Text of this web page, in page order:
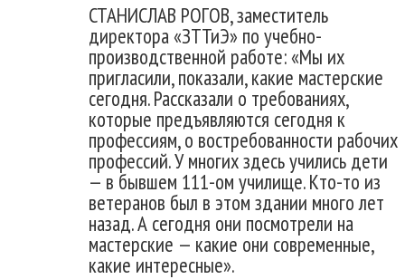
СТАНИСЛАВ РОГОВ, заместитель
директора «ЗТТиЭ» по учебно-
производственной работе: «Мы их
пригласили, показали, какие мастерские
сегодня. Рассказали о требованиях,
которые предъявляются сегодня к
профессиям, о востребованности рабочих
профессий. У многих здесь учились дети
— в бывшем 111-ом училище. Кто-то из
ветеранов был в этом здании много лет
назад. А сегодня они посмотрели на
мастерские — какие они современные,
какие интересные».